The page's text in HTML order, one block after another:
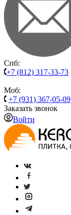
Спб:
+7 (812) 317-33-73
Моб:
+7 (931) 367-05-09
Заказать звонок
Войти